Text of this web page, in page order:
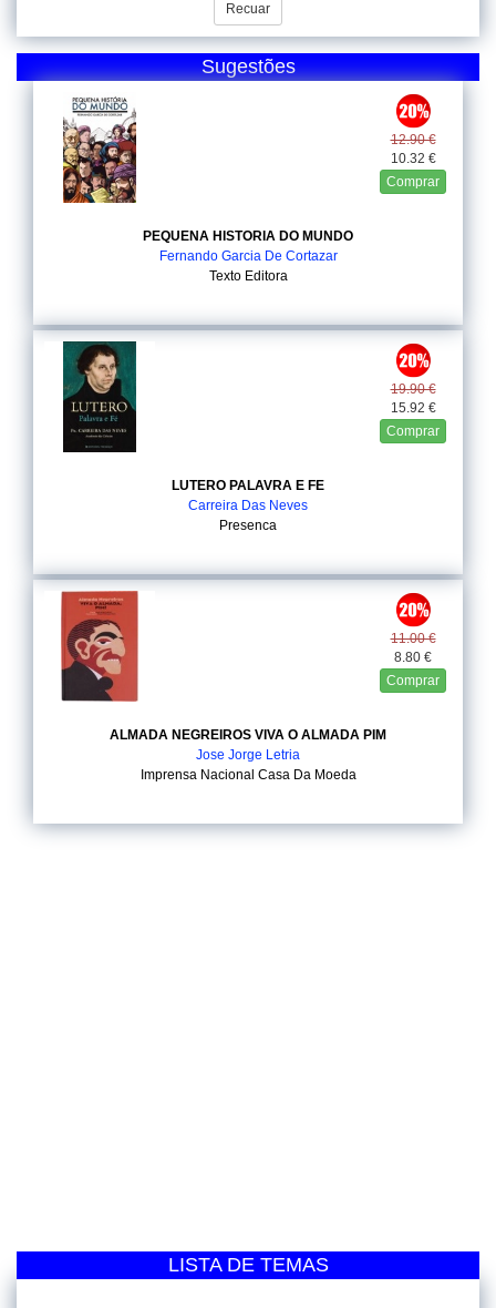
Recuar
Sugestões
12.90 €
10.32 €
Comprar
PEQUENA HISTORIA DO MUNDO
Fernando Garcia De Cortazar
Texto Editora
19.90 €
15.92 €
Comprar
LUTERO PALAVRA E FE
Carreira Das Neves
Presenca
11.00 €
8.80 €
Comprar
ALMADA NEGREIROS VIVA O ALMADA PIM
Jose Jorge Letria
Imprensa Nacional Casa Da Moeda
LISTA DE TEMAS